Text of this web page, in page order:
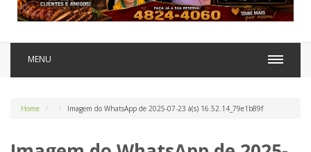
MENU
Home Imagem do WhatsApp de 2025-07-23 à(s) 16.52.14_79e1b89f